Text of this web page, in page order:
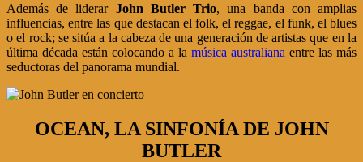
Además de liderar John Butler Trio, una banda con amplias
influencias, entre las que destacan el folk, elreggae, el funk, elblues
o el rock; se sitúa a la cabeza de una generación de artistas que en la
última década están colocando a la música australiana entre las más
seductoras del panorama mundial.
OCEAN, LA SINFONÍA DE JOHN
BUTLER